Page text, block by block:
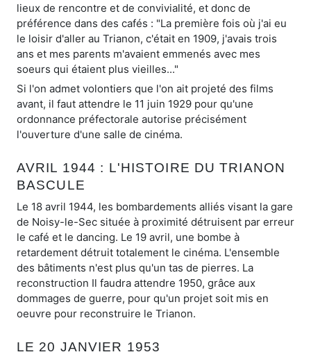
lieux de rencontre et de convivialité, et donc de
préférence dans des cafés : "La première fois où j'ai eu
le loisir d'aller au Trianon, c'était en 1909, j'avais trois
ans et mes parents m'avaient emmenés avec mes
soeurs qui étaient plus vieilles..."
Si l'on admet volontiers que l'on ait projeté des films
avant, il faut attendre le 11 juin 1929 pour qu'une
ordonnance préfectorale autorise précisément
l'ouverture d'une salle de cinéma.
AVRIL 1944 : L'HISTOIRE DU TRIANON
BASCULE
Le 18 avril 1944, les bombardements alliés visant la gare
de Noisy-le-Sec située à proximité détruisent par erreur
le café et le dancing. Le 19 avril, une bombe à
retardement détruit totalement le cinéma. L'ensemble
des bâtiments n'est plus qu'un tas de pierres. La
reconstruction Il faudra attendre 1950, grâce aux
dommages de guerre, pour qu'un projet soit mis en
oeuvre pour reconstruire le Trianon.
LE 20 JANVIER 1953